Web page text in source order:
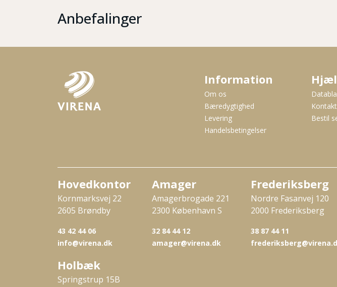
Anbefalinger
Information
Om os
Bæredygtighed
Levering
Handelsbetingelser
Kontakt
Bestil
Hovedkontor
Kornmarksvej 22
2605 Brøndby
43 42 44 06
info@virena.dk
Amager
Amagerbrogade 221
2300 København S
32 84 44 12
amager@virena.dk
Frederiksberg
Nordre Fasanvej 120
2000 Frederiksberg
38 87 44 11
Holbæk
Springstrup 15B